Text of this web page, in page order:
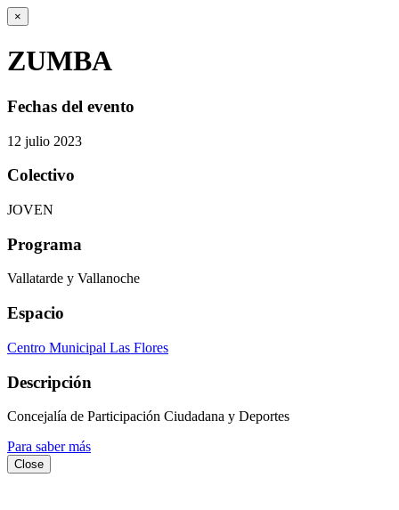
×
ZUMBA
Fechas del evento
12 julio 2023
Colectivo
JOVEN
Programa
Vallatarde y Vallanoche
Espacio
Centro Municipal Las Flores
Descripción
Concejalía de Participación Ciudadana y Deportes
Para saber más
Close